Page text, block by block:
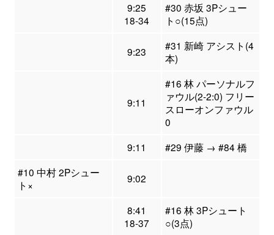
9:25
18-34
#30 赤坂 3Pシュー
ト○(15点)
9:23
#31 新崎 アシスト(4
本)
9:11
#16 林 パーソナルフ
ァウル(2-2:0) フリー
スローオンファウル
0
9:11
#29 伊藤 → #84 橋
#10 中村 2Pシュー
ト×
9:02
8:41
18-37
#16 林 3Pシュート
○(3点)